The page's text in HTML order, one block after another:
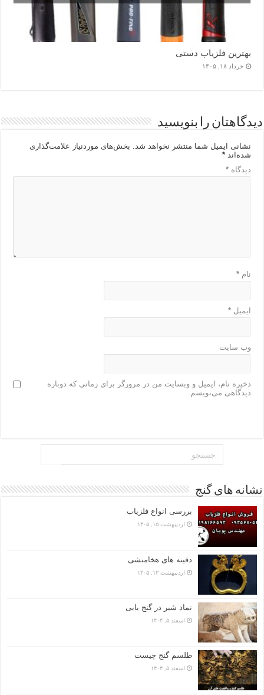
بهترین فلزیاب دستی
خرداد ۱۸, ۱۴۰۵
دیدگاهتان را بنویسید
نشانی ایمیل شما منتشر نخواهد شد. بخش‌های موردنیاز علامت‌گذاری
شده‌اند*
دیدگاه*
نام*
ایمیل*
وب‌ سایت
ذخیره نام، ایمیل و وبسایت من در مرورگر برای زمانی که دوباره
دیدگاهی می‌نویسم.
نشانه های گنج
بررسی انواع فلزیاب
اردیبهشت ۱۵, ۱۴۰۵
دفینه های هخامنشی
اردیبهشت ۱۳, ۱۴۰۵
نماد شیر در گنج یابی
اسفند ۵, ۱۴۰۴
طلسم گنج چیست
اسفند ۵, ۱۴۰۴